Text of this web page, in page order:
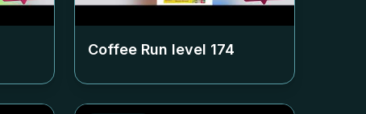
Coffee Run level 174